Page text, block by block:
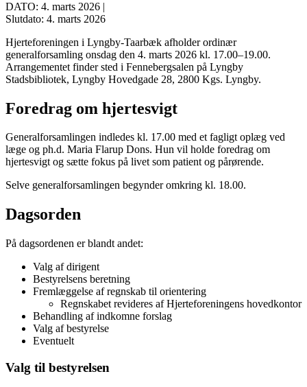
DATO: 4. marts 2026 |
Slutdato: 4. marts 2026
Hjerteforeningen i Lyngby-Taarbæk afholder ordinær
generalforsamling onsdag den 4. marts 2026 kl. 17.00–19.00.
Arrangementet finder sted i Fennebergsalen på Lyngby
Stadsbibliotek, Lyngby Hovedgade 28, 2800 Kgs. Lyngby.
Foredrag om hjertesvigt
Generalforsamlingen indledes kl. 17.00 med et fagligt oplæg ved
læge og ph.d. Maria Flarup Dons. Hun vil holde foredrag om
hjertesvigt og sætte fokus på livet som patient og pårørende.
Selve generalforsamlingen begynder omkring kl. 18.00.
Dagsorden
På dagsordenen er blandt andet:
Valg af dirigent
Bestyrelsens beretning
Fremlæggelse af regnskab til orientering
Regnskabet revideres af Hjerteforeningens hovedkontor
Behandling af indkomne forslag
Valg af bestyrelse
Eventuelt
Valg til bestyrelsen